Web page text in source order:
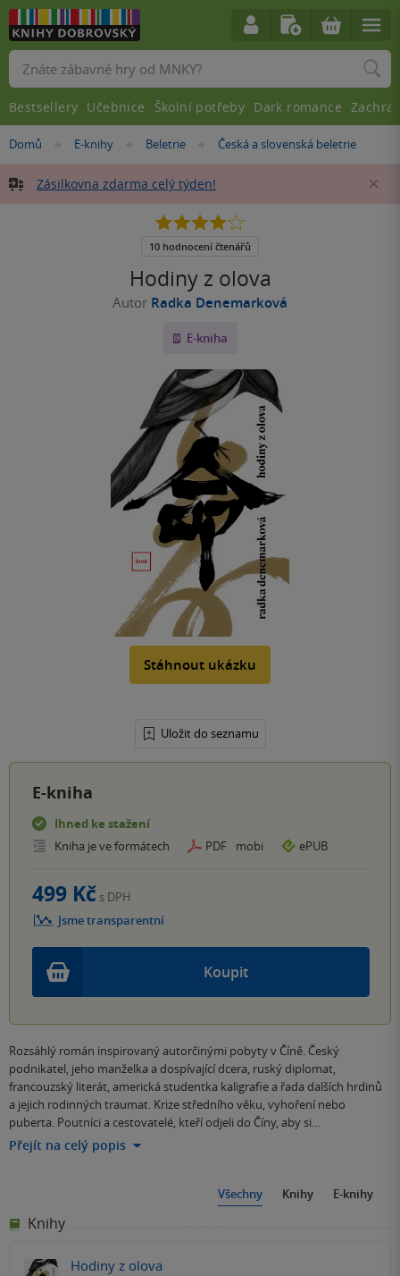
Nacházíte
zde:
Domů »
E-knihy »
Beletrie »
Česká a slovenská beletrie
Zásilkovna zdarma celý týden!
Hodiny z olova
Autor Radka Denemarková
E-kniha
Stáhnout ukázku
Uložit do seznamu
4.1
5
10 hodnocení čtenářů
E-kniha
Ihned ke stažení
Kniha je ve formátech
PDF mobi ePUB
Koupit
499 Kč s DPH
Jsme transparentní
Rozsáhlý román inspirovaný autorčinými pobyty v Číně. Český
podnikatel, jeho manželka a dospívající dcera, ruský diplomat,
francouzský literát, americká studentka kaligrafie a řada dalších hrdinů
a jejich rodinných traumat. Krize středního věku, vyhoření nebo
puberta. Poutníci a cestovatelé, kteří odjeli do Číny, aby si…
Přejít na celý popis
Všechny Knihy E-knihy
Knihy
Hodiny z olova
Vyhledávání
Bestsellery Učebnice Školní potřeby Dark romance